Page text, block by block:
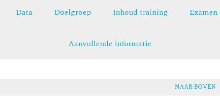
Data Doelgroep Inhoud training Examen
Aanvullende informatie
NAAR BOVEN